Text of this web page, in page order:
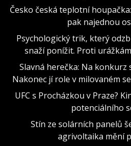
Česko česká teplotní
pak najednou
Psychologický trik, který
snaží ponížit. Proti
Slavná herečka: Na konkurz
Nakonec jí role v milovaném
UFC s Procházkou v Praze?
potenciálního
Stín ze solárních panelů
agrivoltaika mění